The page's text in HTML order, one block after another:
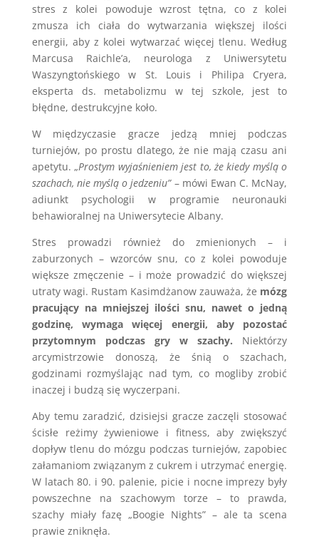
stres z kolei powoduje wzrost tętna, co z kolei
zmusza ich ciała do wytwarzania większej ilości
energii, aby z kolei wytwarzać więcej tlenu. Według
Marcusa Raichle’a, neurologa z Uniwersytetu
Waszyngtońskiego w St. Louis i Philipa Cryera,
eksperta ds. metabolizmu w tej szkole, jest to
błędne, destrukcyjne koło.
W międzyczasie gracze jedzą mniej podczas
turniejów, po prostu dlatego, że nie mają czasu ani
apetytu. „Prostym wyjaśnieniem jest to, że kiedy myślą o
szachach, nie myślą o jedzeniu”– mówi Ewan C. McNay,
adiunkt psychologii w programie neuronauki
behawioralnej na Uniwersytecie Albany.
Stres prowadzi również do zmienionych – i
zaburzonych – wzorców snu, co z kolei powoduje
większe zmęczenie – i może prowadzić do większej
utraty wagi. Rustam Kasimdżanow zauważa, że mózg
pracujący na mniejszej ilości snu, nawet o jedną
godzinę, wymaga więcej energii, aby pozostać
przytomnym podczas gry w szachy. Niektórzy
arcymistrzowie donoszą, że śnią o szachach,
godzinami rozmyślając nad tym, co mogliby zrobić
inaczej i budzą się wyczerpani.
Aby temu zaradzić, dzisiejsi gracze zaczęli stosować
ścisłe reżimy żywieniowe i fitness, aby zwiększyć
dopływ tlenu do mózgu podczas turniejów, zapobiec
załamaniom związanym z cukrem i utrzymać energię.
W latach 80. i 90. palenie, picie i nocne imprezy były
powszechne na szachowym torze – to prawda,
szachy miały fazę „Boogie Nights” – ale ta scena
prawie zniknęła.